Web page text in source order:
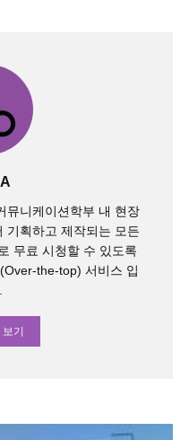
뮤니케이션학부 내 현장
기획하고 제작되는 모든
무료 시청할 수 있도록
the-top) 서비스 입
기